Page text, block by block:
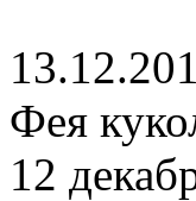
Фея
12